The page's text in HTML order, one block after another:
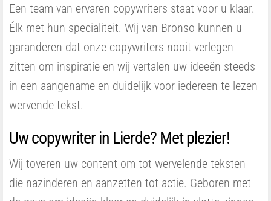
Een team van ervaren copywriters staat voor u klaar.
Élk met hun specialiteit. Wij van Bronso kunnen u
garanderen dat onze copywriters nooit verlegen
zitten om inspiratie en wij vertalen uw ideeën steeds
in een aangename en duidelijk voor iedereen te lezen
wervende tekst.
Uw copywriter in Lierde? Met plezier!
Wij toveren uw content om tot wervelende teksten
die nazinderen en aanzetten tot actie. Geboren met